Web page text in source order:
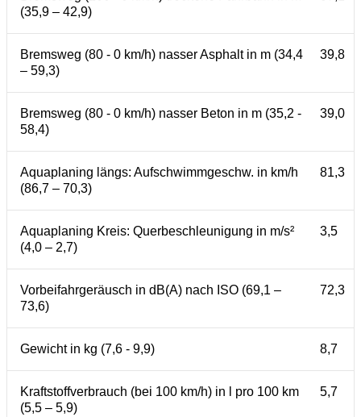
(35,9 – 42,9)
Bremsweg (80 - 0 km/h) nasser Asphalt in m (34,4
– 59,3)
39,8
Bremsweg (80 - 0 km/h) nasser Beton in m (35,2 -
58,4)
39,0
Aquaplaning längs: Aufschwimmgeschw. in km/h
(86,7 – 70,3)
81,3
Aquaplaning Kreis: Querbeschleunigung in m/s²
(4,0 – 2,7)
3,5
Vorbeifahrgeräusch in dB(A) nach ISO (69,1 –
73,6)
72,3
Gewicht in kg (7,6 - 9,9) 8,7
Kraftstoffverbrauch (bei 100 km/h) in l pro 100 km
(5,5 – 5,9)
5,7